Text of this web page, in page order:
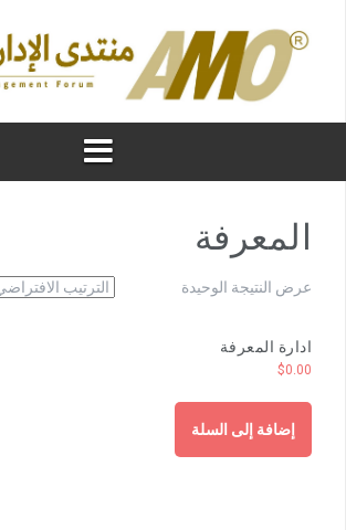
المعرفة
عرض النتيجة الوحيدة
ادارة المعرفة
$0.00
إضافة إلى السلة